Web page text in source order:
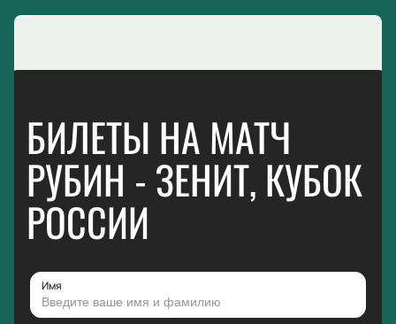
БИЛЕТЫ НА МАТЧ
РУБИН - ЗЕНИТ, КУБОК
РОССИИ
Имя